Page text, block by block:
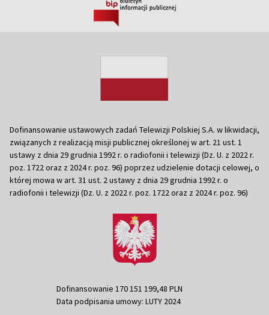
Dofinansowanie ustawowych zadań Telewizji Polskiej S.A. w likwidacji,
związanych z realizacją misji publicznej określonej w art. 21 ust. 1
ustawy z dnia 29 grudnia 1992 r. o radiofonii i telewizji (Dz. U. z 2022 r.
poz. 1722 oraz z 2024 r. poz. 96) poprzez udzielenie dotacji celowej, o
której mowa w art. 31 ust. 2 ustawy z dnia 29 grudnia 1992 r. o
radiofonii i telewizji (Dz. U. z 2022 r. poz. 1722 oraz z 2024 r. poz. 96)
Dofinansowanie 170 151 199,48 PLN
Data podpisania umowy: LUTY 2024